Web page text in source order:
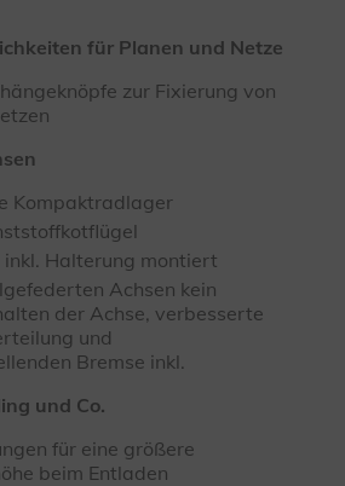
für Planen und Netze
zur Fixierung von
Kompaktradlager
Halterung montiert
Achsen kein
der Achse, verbesserte
und
Bremse inkl.
und Co.
für eine größere
beim Entladen